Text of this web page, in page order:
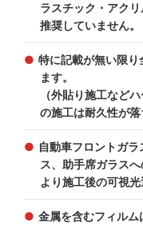
ラスチック・アク
推奨していません。
特に記載が無い限
ます。
（外貼り施工など
の施工は耐久性が落
自動車フロントガ
ス、助手席ガラス
より施工後の可視光
金属を含むフィルム